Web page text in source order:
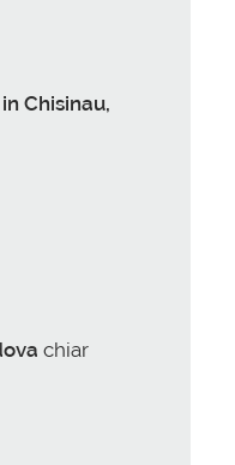
Chisinau,
chiar